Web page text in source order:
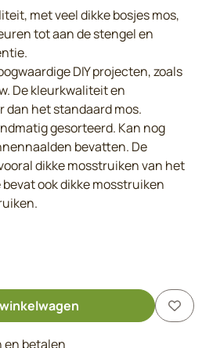
met veel dikke bosjes mos,
tot aan de stengel en
DIY projecten, zoals
De kleurkwaliteit en
het standaard mos.
gesorteerd. Kan nog
bevatten. De
dikke mosstruiken van het
ook dikke mosstruiken
en betalen